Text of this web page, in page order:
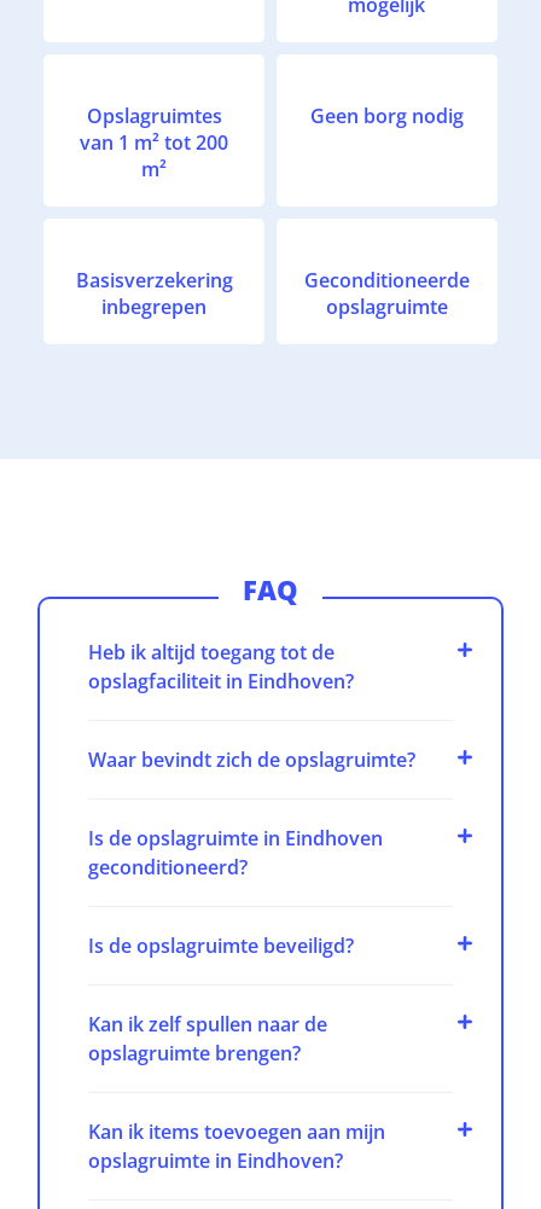
Opslagruimtes
van 1 m² tot 200
m²
Geen borg nodig
Basisverzekering
inbegrepen
Geconditioneerde
opslagruimte
FAQ
Heb ik altijd toegang tot de
opslagfaciliteit in Eindhoven?
Waar bevindt zich de opslagruimte?
Is de opslagruimte in Eindhoven
geconditioneerd?
Is de opslagruimte beveiligd?
Kan ik zelf spullen naar de
opslagruimte brengen?
Kan ik items toevoegen aan mijn
opslagruimte in Eindhoven?